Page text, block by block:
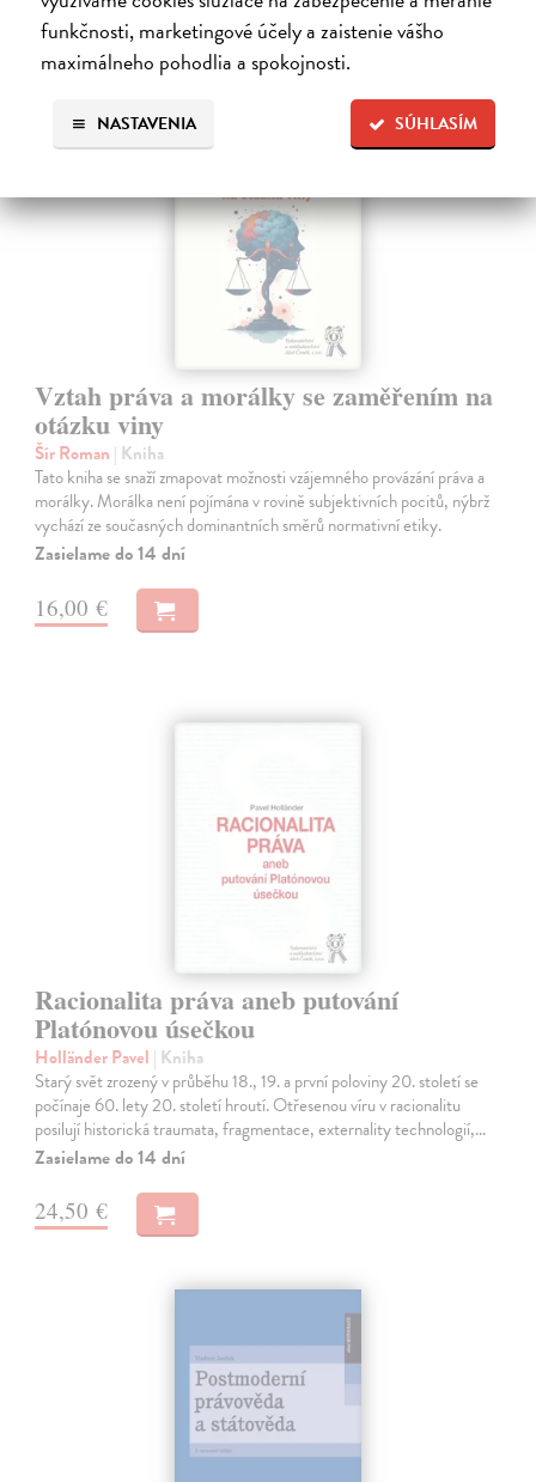
funkčnosti, marketingové účely a zaistenie vášho
maximálneho pohodlia a spokojnosti.
SÚHLASÍM
NASTAVENIA
Ďalšie z kategórie právo
Vztah práva a morálky se zaměřením na
otázku viny
Šír Roman | Kniha
Tato kniha se snaží zmapovat možnosti vzájemného provázání práva a
morálky. Morálka není pojímána v rovině subjektivních pocitů, nýbrž
vychází ze současných dominantních směrů normativní etiky.
Zasielame do 14 dní
16,00 €
Racionalita práva aneb putování
Platónovou úsečkou
Holländer Pavel | Kniha
Starý svět zrozený v průběhu 18., 19. a první poloviny 20. století se
počínaje 60. lety 20. století hroutí. Otřesenou víru v racionalitu
posilují historická traumata, fragmentace, externality technologií,…
Zasielame do 14 dní
24,50 €